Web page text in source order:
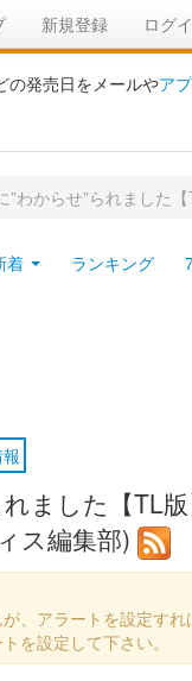
新規登録 ログ
の発売日をメールやア
”わからせ”られました
着 ランキング
ました【TL
ス編集部)
、アラートを設定す
を設定して下さい。